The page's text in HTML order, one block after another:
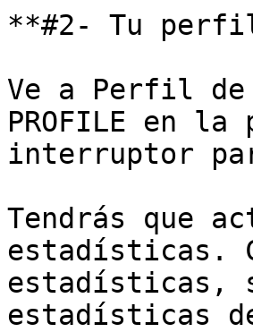
**#2- Tu
Ve a Perfil
PROFILE en
interruptor
Tendrás que
estadísticas.
estadísticas,
estadísticas